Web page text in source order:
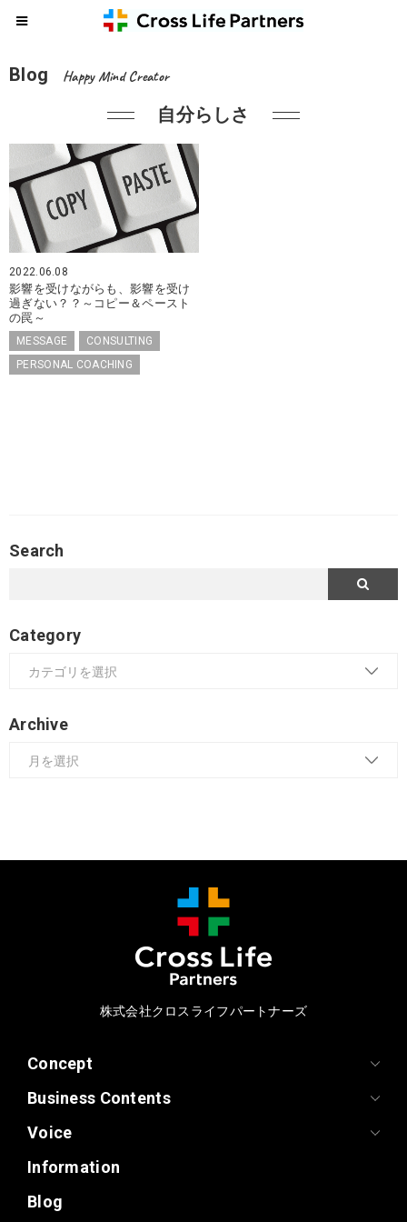
Blog Happy Mind Creator
自分らしさ
2022.06.08
影響を受けながらも、影響を受け
過ぎない？？～コピー＆ペースト
の罠～
MESSAGE
CONSULTING
PERSONAL COACHING
Search
Category
Archive
株式会社クロスライフパートナーズ
Concept
Business Contents
Voice
Information
Blog